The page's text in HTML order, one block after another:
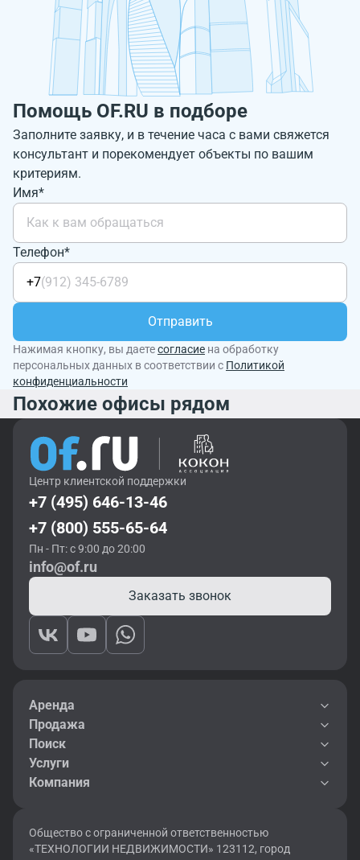
Помощь OF.RU в подборе
Заполните заявку, и в течение часа с вами свяжется
консультант и порекомендует объекты по вашим
критериям.
Имя*
Телефон*
+7
Отправить
Нажимая кнопку, вы даетесогласие на обработку
персональных данных в соответствии с Политикой
конфиденциальности
Похожие офисы рядом
Центр клиентской поддержки
+7 (495) 646-13-46
+7 (800) 555-65-64
Пн - Пт: с 9:00 до 20:00
info@of.ru
Заказать звонок
Аренда
Продажа
Поиск
Услуги
Компания
Общество с ограниченной ответственностью
«ТЕХНОЛОГИИ НЕДВИЖИМОСТИ» 123112, город